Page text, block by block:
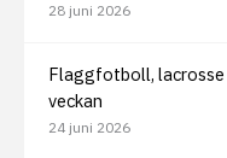
28 juni 2026
Flaggfotboll, lacrosse
veckan
24 juni 2026